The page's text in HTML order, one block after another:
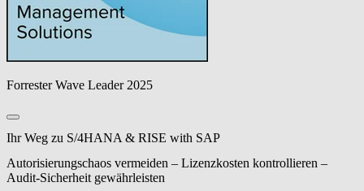
Forrester Wave Leader 2025
Ihr Weg zu S/4HANA & RISE with SAP
Autorisierungschaos vermeiden – Lizenzkosten kontrollieren –
Audit-Sicherheit gewährleisten